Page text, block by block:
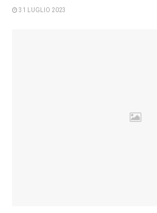
31 LUGLIO 2023